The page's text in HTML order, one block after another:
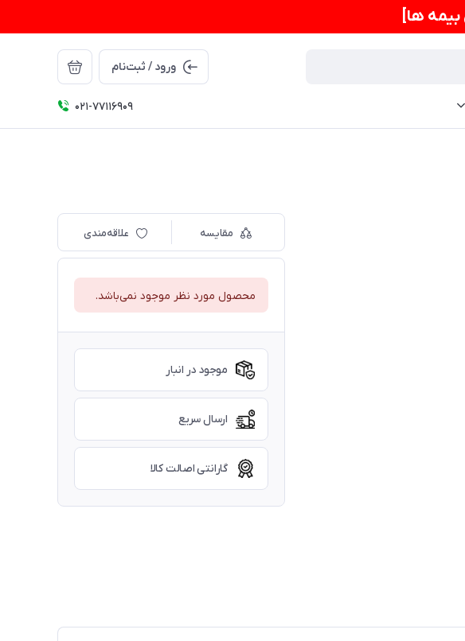
بیمه ها]
ورود / ثبت‌نام
021-77116909
مقایسه علاقه‌مندی
محصول مورد نظر موجود نمی‌باشد.
موجود در انبار
ارسال سریع
گارانتی اصالت کالا